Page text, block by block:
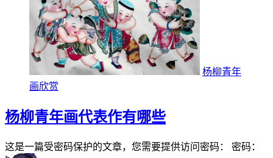
杨柳青年
画欣赏
杨柳青年画代表作有哪些
这是一篇受密码保护的文章，您需要提供访问密码： 密码：